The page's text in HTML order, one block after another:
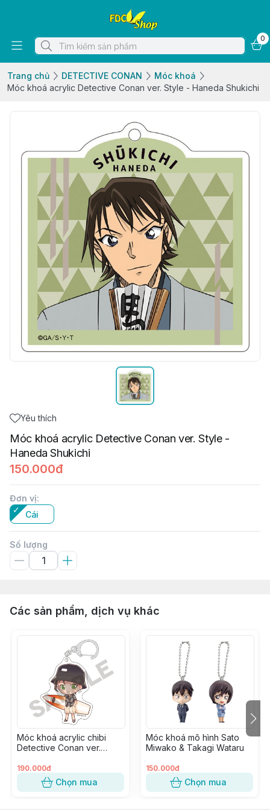
0
Trang chủ DETECTIVE CONAN
Móc khoá
Móc khoá acrylic Detective Conan ver. Style - Haneda Shukichi
Yêu thích
Móc khoá acrylic Detective Conan ver. Style -
Haneda Shukichi
150.000đ
Đơn vị:
Cái
Số lượng
Các sản phẩm, dịch vụ khác
Móc khoá acrylic chibi
Detective Conan ver.
190.000đ
Chọn mua
Móc khoá mô hình Sato
Miwako & Takagi Wataru
150.000đ
Chọn mua